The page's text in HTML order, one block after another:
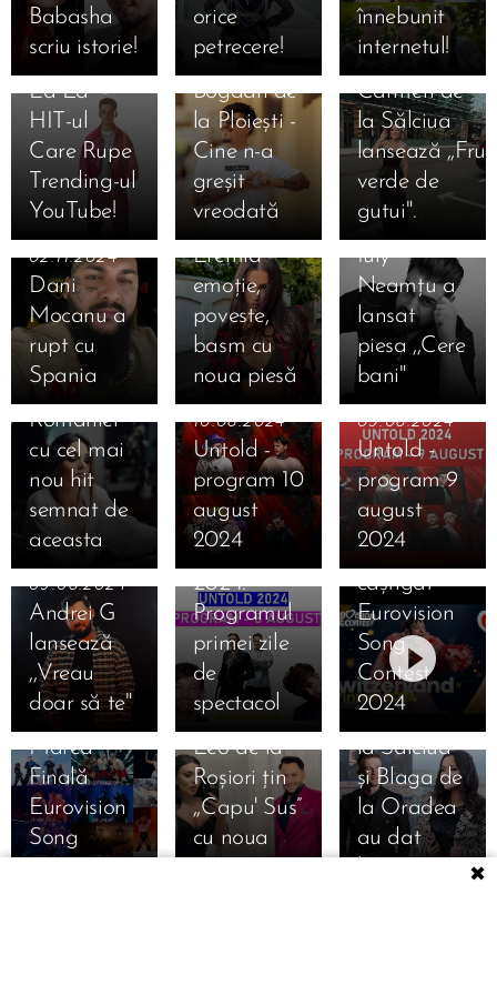
✖
Babasha
scriu istorie!
orice
petrecere!
înnebunit
internetul!
Nou! "Cu
Gândul Tot
La Ea" -
HIT-ul
Care Rupe
Trending-ul
YouTube!
09.11.2024
Bogdan de
la Ploiești -
Cine n-a
greșit
vreodată
Carmen de
la Sălciua
lansează
verde de
gutui".
02.11.2024
Dani
Mocanu a
rupt cu
Spania
02.11.2024
Alina
Eremia -
emoție,
poveste,
basm cu
noua piesă
02.11.2024
Iuly
Neamțu a
lansat
piesa ,,Cere
bani"
20.10.2024
Theo Rose
a dat foc
României
cu cel mai
nou hit
semnat de
aceasta
10.08.2024
Untold -
program 10
august
2024
09.08.2024
Untold -
program 9
august
2024
09.08.2024
Andrei G
lansează
,,Vreau
doar să te"
08.08.2024
Începe
UNTOLD
2024.
Programul
primei zile
de
spectacol
12.05.2024
Elveția a
câștigat
Eurovision
Song
Contest
2024
11.05.2024
Tonight Is
the Night:
Marea
Finală
Eurovision
Song
11.05.2024
Oana
Radu și
Leo de la
Roșiori țin
,,Capu' Sus”
cu noua
15.02.2023
la Sălciua
și Blaga de
la Oradea
au dat